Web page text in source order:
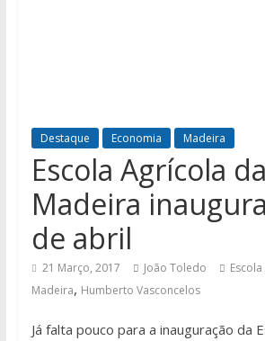
Destaque Economia Madeira
Escola Agrícola da
Madeira
de abril
21 Março, 2017 João Toledo
Madeira, Humberto Vasconcelos
Já falta pouco para a inauguração da